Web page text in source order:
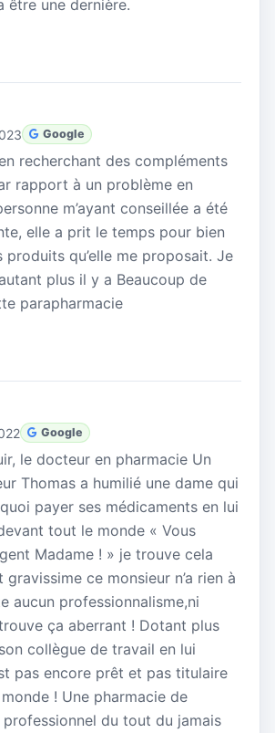
être une dernière.
Google
recherchant des compléments
rapport à un problème en
m’ayant conseillée a été
elle a prit le temps pour bien
produits qu’elle me proposait. Je
plus il y a Beaucoup de
parapharmacie
Google
le docteur en pharmacie Un
Thomas a humilié une dame qui
payer ses médicaments en lui
tout le monde « Vous
Madame ! » je trouve cela
gravissime ce monsieur n’a rien à
aucun professionnalisme,ni
ça aberrant ! Dotant plus
collègue de travail en lui
pas encore prêt et pas titulaire
! Une pharmacie de
du tout du jamais